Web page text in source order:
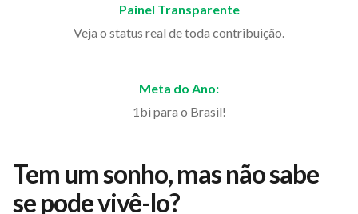
Painel Transparente
Veja o status real de toda contribuição.
Meta do Ano:
1bi para o Brasil!
Tem um sonho, mas não sabe
se pode vivê-lo?